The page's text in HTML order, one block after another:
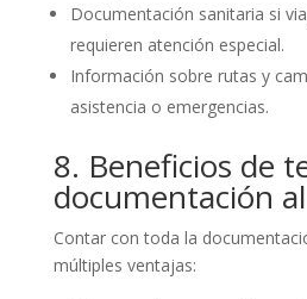
Documentación sanitaria si
requieren atención especial.
Información sobre rutas y
asistencia o emergencias.
8. Beneficios de
documentación
Contar con toda la
múltiples ventajas: